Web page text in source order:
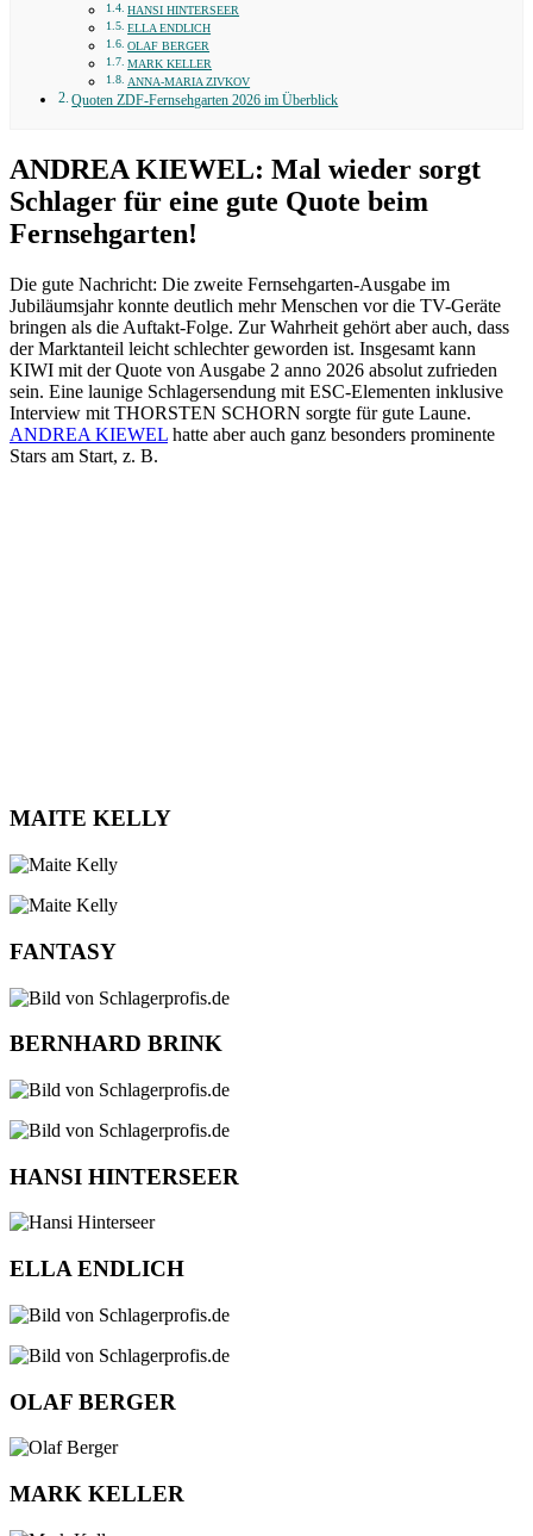
HANSI HINTERSEER
ELLA ENDLICH
OLAF BERGER
MARK KELLER
ANNA-MARIA ZIVKOV
Quoten ZDF-Fernsehgarten 2026 im Überblick
ANDREA KIEWEL: Mal wieder sorgt
Schlager für eine gute Quote beim
Fernsehgarten!
Die gute Nachricht: Die zweite Fernsehgarten-Ausgabe im
Jubiläumsjahr konnte deutlich mehr Menschen vor die TV-Geräte
bringen als die Auftakt-Folge. Zur Wahrheit gehört aber auch, dass
der Marktanteil leicht schlechter geworden ist. Insgesamt kann
KIWI mit der Quote von Ausgabe 2 anno 2026 absolut zufrieden
sein. Eine launige Schlagersendung mit ESC-Elementen inklusive
Interview mit THORSTEN SCHORN sorgte für gute Laune.
ANDREA KIEWEL hatte aber auch ganz besonders prominente
Stars am Start, z. B.
MAITE KELLY
FANTASY
BERNHARD BRINK
HANSI HINTERSEER
ELLA ENDLICH
OLAF BERGER
MARK KELLER